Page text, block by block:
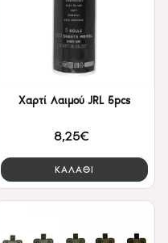
Χαρτί Λαιμού JRL 5pcs
8,25€
ΚΑΛΑΘΙ